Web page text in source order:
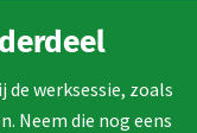
werksessie, zoals
Neem die nog eens